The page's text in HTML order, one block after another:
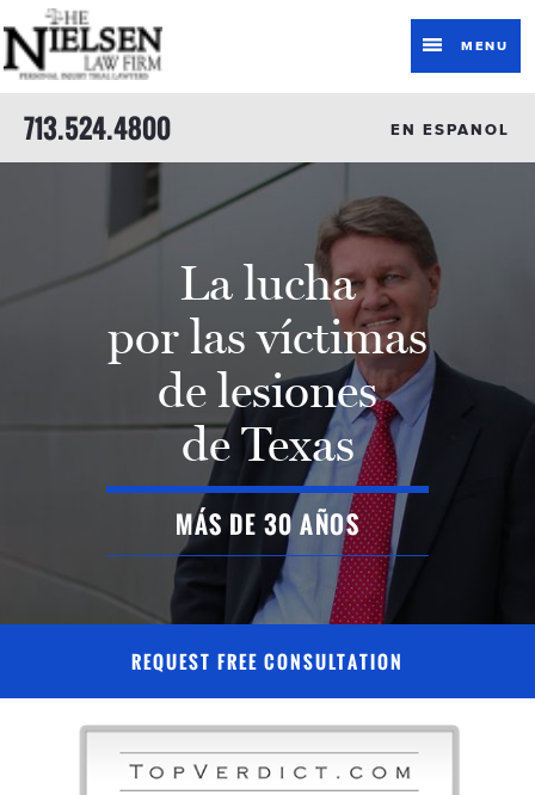
713.524.4800
MENU
EN ESPANOL
La lucha
por las víctimas
de lesiones
de Texas
MÁS DE 30 AÑOS
REQUEST FREE CONSULTATION